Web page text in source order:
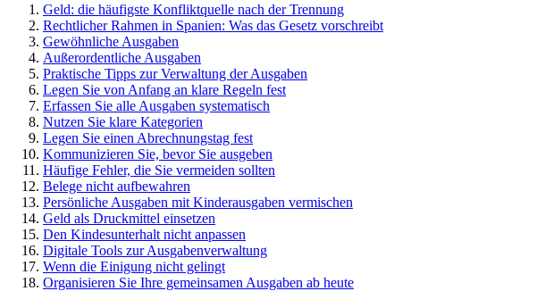
Geld: die häufigste Konfliktquelle nach der Trennung
Rechtlicher Rahmen in Spanien: Was das Gesetz vorschreibt
Gewöhnliche Ausgaben
Außerordentliche Ausgaben
Praktische Tipps zur Verwaltung der Ausgaben
Legen Sie von Anfang an klare Regeln fest
Erfassen Sie alle Ausgaben systematisch
Nutzen Sie klare Kategorien
Legen Sie einen Abrechnungstag fest
Kommunizieren Sie, bevor Sie ausgeben
Häufige Fehler, die Sie vermeiden sollten
Belege nicht aufbewahren
Persönliche Ausgaben mit Kinderausgaben vermischen
Geld als Druckmittel einsetzen
Den Kindesunterhalt nicht anpassen
Digitale Tools zur Ausgabenverwaltung
Wenn die Einigung nicht gelingt
Organisieren Sie Ihre gemeinsamen Ausgaben ab heute